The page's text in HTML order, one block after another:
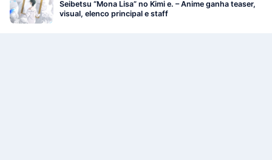
Seibetsu “Mona Lisa” no Kimi e. – Anime ganha teaser,
visual, elenco principal e staff